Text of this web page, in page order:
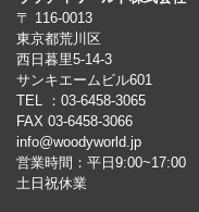
〒 116-0013
東京都荒川区
西日暮里5-14-3
サンキエームビル601
TEL ：03-6458-3065
FAX 03-6458-3066
info@woodyworld.jp
営業時間：平日9:00~17:00
土日祝休業